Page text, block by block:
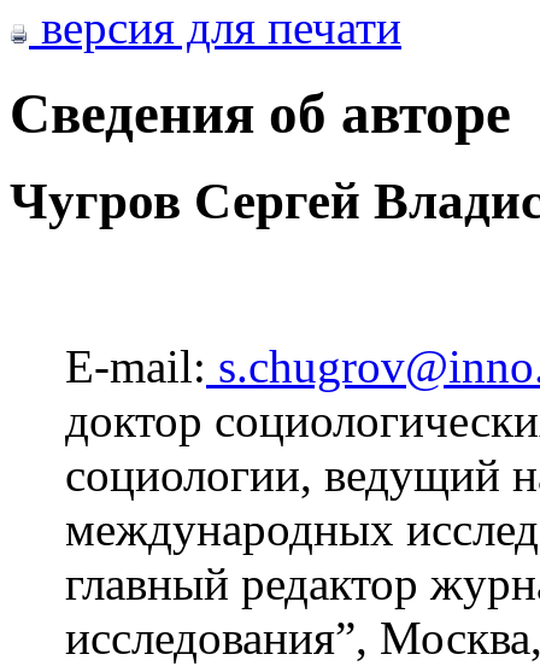
версия для печати
Сведения об авторе
Чугров Сергей
E-mail:
доктор
социологии, ведущий
международных
главный редактор
исследования”,